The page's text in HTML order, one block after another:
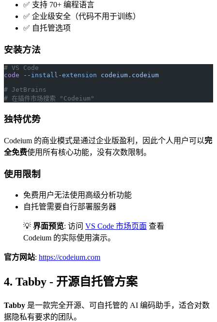
✅ 支持 70+ 编程语言
✅ 企业级安全（代码不用于训练）
✅ 自托管选项
安装方法
# VS Code
code --install-extension codeium.codeium
# JetBrains
# 在插件市场搜索 "Codeium"
独特优势
Codeium 的商业模式是通过企业版盈利，因此个人用户可以完
全免费使用所有核心功能，没有次数限制。
使用限制
免费用户无法使用高级分析功能
自托管需要自行部署服务器
💡 界面预览: 访问 VS Code 市场页面 查看
Codeium 的实际使用演示。
官方网站: https://codeium.com
4. Tabby - 开源自托管方案
Tabby 是一款完全开源、可自托管的 AI 编码助手，适合对数
据隐私有要求的团队。